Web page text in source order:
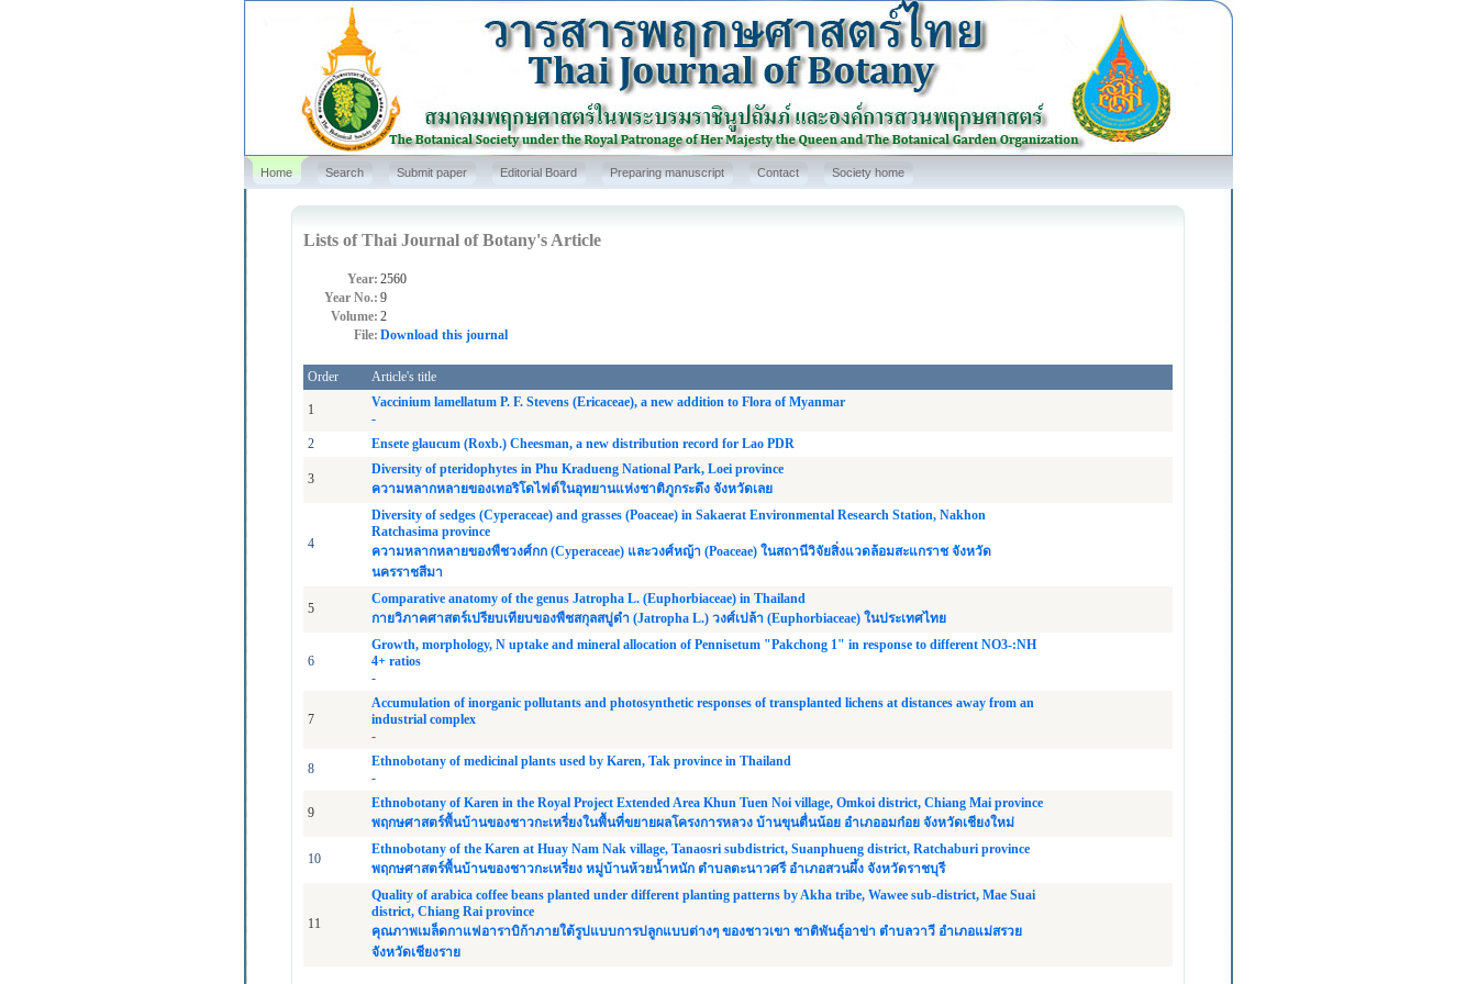
Home Search Submit paper Editorial Board Preparing manuscript Contact Society home
Lists of Thai Journal of Botany's Article
Year: 2560
Year No.: 9
Volume: 2
File: Download this journal
Order Article's title
1
Vaccinium lamellatum P. F. Stevens (Ericaceae), a new addition to Flora of Myanmar
-
2
Ensete glaucum (Roxb.) Cheesman, a new distribution record for Lao PDR
3
Diversity of pteridophytes in Phu Kradueng National Park, Loei province
ความหลากหลายของเทอริโดไฟต์ในอุทยานแห่งชาติภูกระดึง จังหวัดเลย
4
Diversity of sedges (Cyperaceae) and grasses (Poaceae) in Sakaerat Environmental Research Station, Nakhon
Ratchasima province
ความหลากหลายของพืชวงศ์กก (Cyperaceae) และวงศ์หญ้า (Poaceae) ในสถานีวิจัยสิ่งแวดล้อมสะแกราช จังหวัด
นครราชสีมา
5
Comparative anatomy of the genus Jatropha L. (Euphorbiaceae) in Thailand
กายวิภาคศาสตร์เปรียบเทียบของพืชสกุลสบู่ดำ (Jatropha L.) วงศ์เปล้า (Euphorbiaceae) ในประเทศไทย
6
Growth, morphology, N uptake and mineral allocation of Pennisetum "Pakchong 1" in response to different NO3-:NH
4+ ratios
-
7
Accumulation of inorganic pollutants and photosynthetic responses of transplanted lichens at distances away from an
industrial complex
-
8
Ethnobotany of medicinal plants used by Karen, Tak province in Thailand
-
9
Ethnobotany of Karen in the Royal Project Extended Area Khun Tuen Noi village, Omkoi district, Chiang Mai province
พฤกษศาสตร์พื้นบ้านของชาวกะเหรี่ยงในพื้นที่ขยายผลโครงการหลวง บ้านขุนตื่นน้อย อำเภออมก๋อย จังหวัดเชียงใหม่
10
Ethnobotany of the Karen at Huay Nam Nak village, Tanaosri subdistrict, Suanphueng district, Ratchaburi province
พฤกษศาสตร์พื้นบ้านของชาวกะเหรี่ยง หมู่บ้านห้วยน้ำหนัก ตำบลตะนาวศรี อำเภอสวนผึ้ง จังหวัดราชบุรี
11
Quality of arabica coffee beans planted under different planting patterns by Akha tribe, Wawee sub-district, Mae Suai
district, Chiang Rai province
คุณภาพเมล็ดกาแฟอาราบิก้าภายใต้รูปแบบการปลูกแบบต่างๆ ของชาวเขา ชาติพันธุ์อาข่า ตำบลวาวี อำเภอแม่สรวย
จังหวัดเชียงราย